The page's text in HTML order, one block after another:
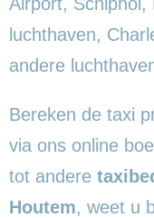
luchthaven,
andere
Bereken de taxi
via ons online
tot andere
Houtem, weet u